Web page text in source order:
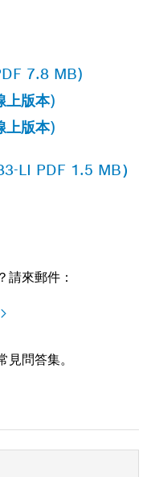
7.8 MB)
上版本)
上版本)
LI PDF 1.5 MB）
請來郵件：
問答集。